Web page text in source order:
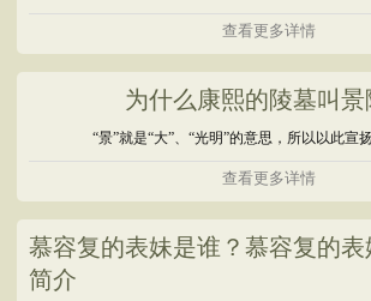
查看更多详情
为什么康熙的陵墓叫景
“景”就是“大”、“光明”的意思，所以以此宣
查看更多详情
慕容复的表妹是谁？慕容复的表
简介